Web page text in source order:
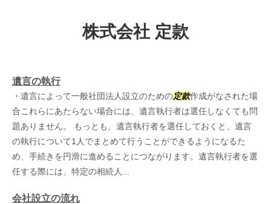
株式会社 定款
遺言の執行
・遺言によって一般社団法人設立のための定款作成がなされた場
合これらにあたらない場合には、遺言執行者は選任しなくても問
題ありません。 もっとも、遺言執行者を選任しておくと、遺言
の執行について1人でまとめて行うことができるようになるた
め、手続きを円滑に進めることにつながります。遺言執行者を選
任する際には、特定の相続人...
会社設立の流れ